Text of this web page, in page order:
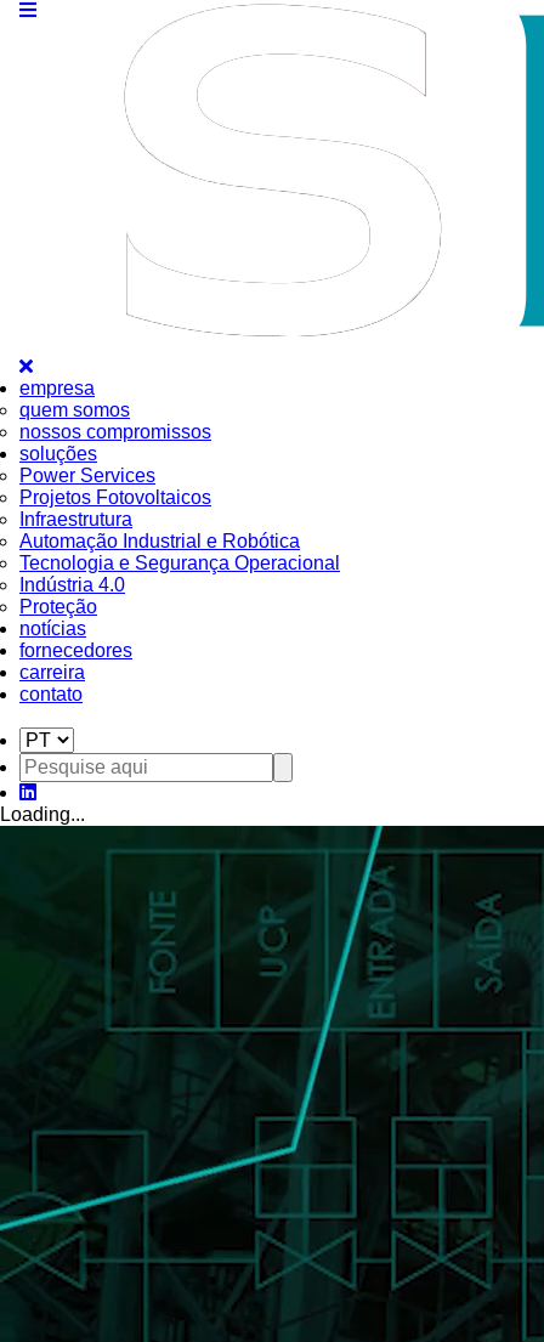
empresa
quem somos
nossos compromissos
soluções
Power Services
Projetos Fotovoltaicos
Infraestrutura
Automação Industrial e Robótica
Tecnologia e Segurança Operacional
Indústria 4.0
Proteção
notícias
fornecedores
carreira
contato
Loading...